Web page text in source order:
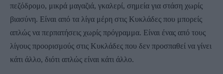
πεζόδρομο, μικρά μαγαζιά, γκαλερί, σημεία για στάση χωρίς
βιασύνη. Είναι από τα λίγα μέρη στις Κυκλάδες που μπορείς
απλώς να περπατήσεις χωρίς πρόγραμμα. Είναι ένας από τους
λίγους προορισμούς στις Κυκλάδες που δεν προσπαθεί να γίνει
κάτι άλλο, διότι απλώς είναι κάτι άλλο.